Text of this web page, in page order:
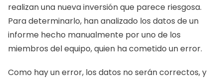
realizan una nueva inversión que parece riesgosa.
Para determinarlo, han analizado los datos de un
informe hecho manualmente por uno de los
miembros del equipo, quien ha cometido un error.
Como hay un error, los datos no serán correctos, y